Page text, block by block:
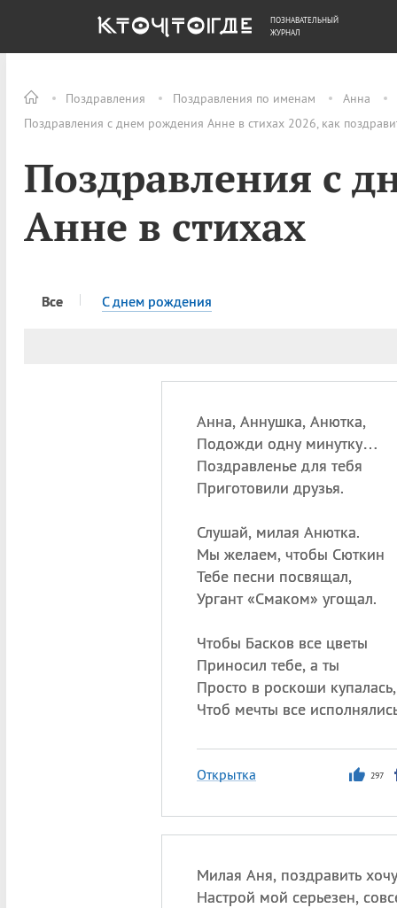
Поздравления Поздравления по именам
Анна
Поздравления с днем рождения Анне в стихах 2026, как
Поздравления с
Анне в стихах
Все C днем рождения
Анна, Аннушка, Анютка,
Подожди одну минутку…
Поздравленье для тебя
Приготовили друзья.
Слушай, милая Анютка.
Мы желаем, чтобы Сюткин
Тебе песни посвящал,
Ургант «Смаком» угощал.
Чтобы Басков все цветы
Приносил тебе, а ты
Просто в роскоши купалась,
Чтоб мечты все
Открытка 297
Милая Аня, поздравить
Настрой мой серьезен,
ОБЩЕСТВО ДЕНЬГИ
ПОЗНАВАТЕЛЬНЫЙ
ЖУРНАЛ